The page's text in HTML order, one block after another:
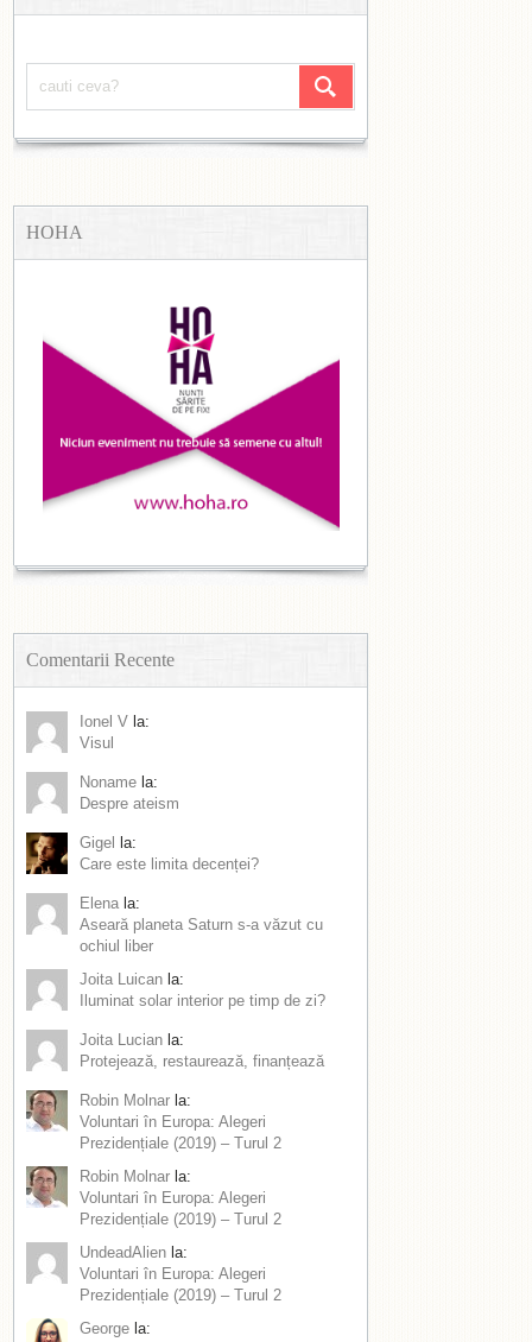
HOHA
Comentarii Recente
Ionel V la:
Visul
Noname la:
Despre ateism
Gigel
la:
Care este limita decenței?
Elena la:
Aseară planeta Saturn s-a văzut cu
ochiul liber
Joita Luican la:
Iluminat solar interior pe timp de zi?
Joita Lucian la:
Protejează, restaurează, finanțează
Robin Molnar la:
Voluntari în Europa: Alegeri
Prezidențiale (2019) – Turul 2
Robin Molnar la:
Voluntari în Europa: Alegeri
Prezidențiale (2019) – Turul 2
UndeadAlien la:
Voluntari în Europa: Alegeri
Prezidențiale (2019) – Turul 2
George la: